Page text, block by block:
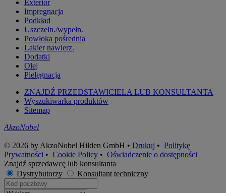
Exterior
Impregnacja
Podkład
Uszczeln./wypełn.
Powłoka pośrednia
Lakier nawierz.
Dodatki
Olej
Pielęgnacja
ZNAJDŹ PRZEDSTAWICIELA LUB KONSULTANTA
Wyszukiwarka produktów
Sitemap
AkzoNobel
© 2026 by AkzoNobel Hilden GmbH • Drukuj • Politykę
Prywatności • Cookie Policy • Oświadczenie o dostępności
Znajdź sprzedawcę lub konsultanta
Dystrybutorzy
Konsultant techniczny